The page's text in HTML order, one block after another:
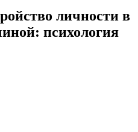
личности в
психология